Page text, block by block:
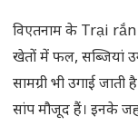
विएतनाम के Trại rắn
खेतों में फल, सब्जियां
सामग्री भी उगाई
सांप मौजूद हैं। इनके